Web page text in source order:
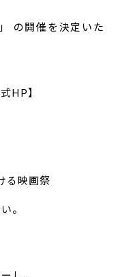
の開催を決定いた
HP】
る映画祭
。